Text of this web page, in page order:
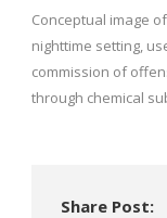
Conceptual image
nighttime setting,
commission of
through chemical
Share Post: